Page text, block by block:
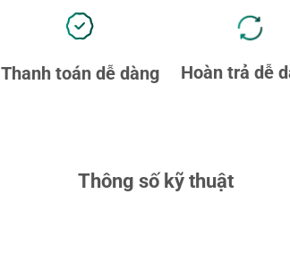
Thanh toán dễ dàng Hoàn trả dễ
Thông số kỹ thuật